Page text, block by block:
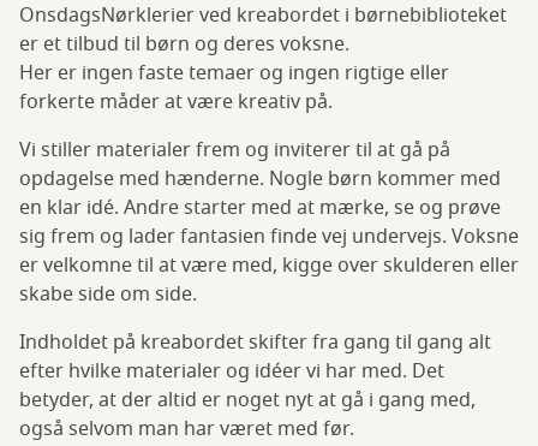
OnsdagsNørklerier ved kreabordet i børnebiblioteket
er et tilbud til børn og deres voksne.
Her er ingen faste temaer og ingen rigtige eller
forkerte måder at være kreativ på.
Vi stiller materialer frem og inviterer til at gå på
opdagelse med hænderne. Nogle børn kommer med
en klar idé. Andre starter med at mærke, se og prøve
sig frem og lader fantasien finde vej undervejs. Voksne
er velkomne til at være med, kigge over skulderen eller
skabe side om side.
Indholdet på kreabordet skifter fra gang til gang alt
efter hvilke materialer og idéer vi har med. Det
betyder, at der altid er noget nyt at gå i gang med,
også selvom man har været med før.